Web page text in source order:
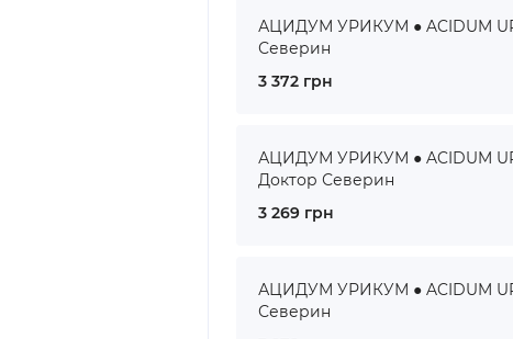
АЦИДУМ УРИКУМ ● ACIDUM
Северин
3 372 грн
АЦИДУМ УРИКУМ ● ACIDUM
Доктор Северин
3 269 грн
АЦИДУМ УРИКУМ ● ACIDUM
Северин